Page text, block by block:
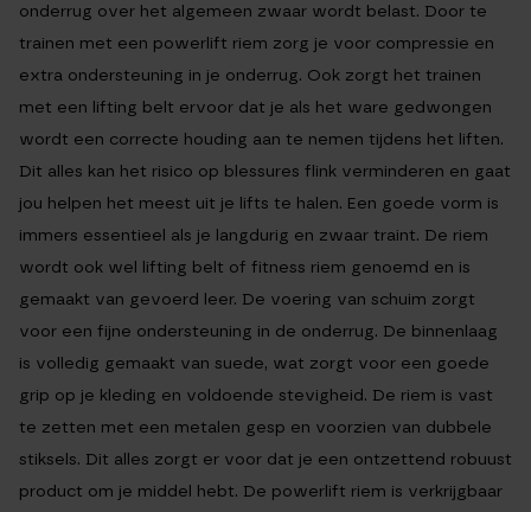
onderrug over het algemeen zwaar wordt belast. Door te
trainen met een powerlift riem zorg je voor compressie en
extra ondersteuning in je onderrug. Ook zorgt het trainen
met een lifting belt ervoor dat je als het ware gedwongen
wordt een correcte houding aan te nemen tijdens het liften.
Dit alles kan het risico op blessures flink verminderen en gaat
jou helpen het meest uit je lifts te halen. Een goede vorm is
immers essentieel als je langdurig en zwaar traint. De riem
wordt ook wel lifting belt of fitness riem genoemd en is
gemaakt van gevoerd leer. De voering van schuim zorgt
voor een fijne ondersteuning in de onderrug. De binnenlaag
is volledig gemaakt van suede, wat zorgt voor een goede
grip op je kleding en voldoende stevigheid. De riem is vast
te zetten met een metalen gesp en voorzien van dubbele
stiksels. Dit alles zorgt er voor dat je een ontzettend robuust
product om je middel hebt. De powerlift riem is verkrijgbaar